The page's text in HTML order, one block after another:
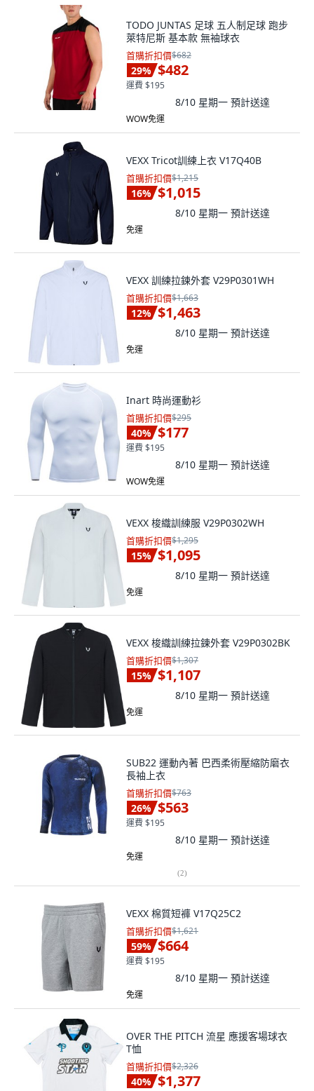
TODO JUNTAS 足球 五人制足球 跑步
萊特尼斯 基本款 無袖球衣
首購折扣價$682
29% $482
運費 $195
8/10 星期一 預計送達
WOW免運
VEXX Tricot訓練上衣 V17Q40B
首購折扣價$1,215
16% $1,015
8/10 星期一 預計送達
免運
VEXX 訓練拉鍊外套 V29P0301WH
首購折扣價$1,663
12% $1,463
8/10 星期一 預計送達
免運
Inart 時尚運動衫
首購折扣價$295
40% $177
運費 $195
8/10 星期一 預計送達
WOW免運
VEXX 梭織訓練服 V29P0302WH
首購折扣價$1,295
15% $1,095
8/10 星期一 預計送達
免運
VEXX 梭織訓練拉鍊外套 V29P0302BK
首購折扣價$1,307
15% $1,107
8/10 星期一 預計送達
免運
SUB22 運動內著 巴西柔術壓縮防磨衣
長袖上衣
首購折扣價$763
26% $563
運費 $195
8/10 星期一 預計送達
免運
(2)
VEXX 棉質短褲 V17Q25C2
首購折扣價$1,621
59% $664
運費 $195
8/10 星期一 預計送達
免運
OVER THE PITCH 流星 應援客場球衣
T恤
首購折扣價$2,326
40% $1,377